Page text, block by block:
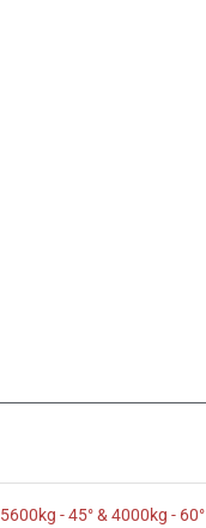
5600kg - 45° & 4000kg - 60°